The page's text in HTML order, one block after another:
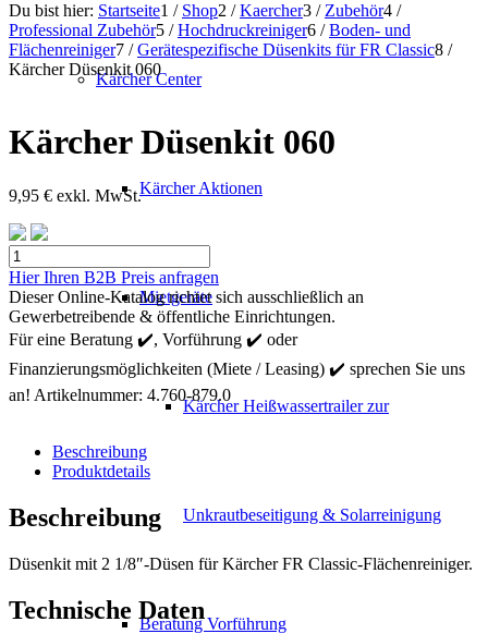
Kärcher Center
Kärcher Aktionen
Mietgeräte
Kärcher Heißwassertrailer zur
Unkrautbeseitigung & Solarreinigung
Beratung Vorführung
Du bist hier: Startseite1 / Shop2 / Kaercher3 / Zubehör4 /
Professional Zubehör5 / Hochdruckreiniger6 / Boden- und
Flächenreiniger7 / Gerätespezifische Düsenkits für FR Classic8 /
Kärcher Düsenkit 060
Kärcher Düsenkit 060
9,95 € exkl. MwSt.
Kärcher
Düsenkit
060
Menge
Hier Ihren B2B Preis anfragen
Dieser Online-Katalog richtet sich ausschließlich an
Gewerbetreibende & öffentliche Einrichtungen.
Für eine Beratung ✔️, Vorführung ✔️ oder
Finanzierungsmöglichkeiten (Miete / Leasing) ✔️ sprechen Sie uns
an! Artikelnummer: 4.760-879.0
Beschreibung
Produktdetails
Beschreibung
Düsenkit mit 2 1/8″-Düsen für Kärcher FR Classic-Flächenreiniger.
Technische Daten